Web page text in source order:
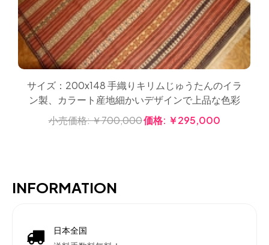
サイズ：200x148 手織りキリムじゅうたんのイラ
ン製、カラート産地細かいデザインで上品な色彩
小売価格:￥700,000価格: ￥295,000
INFORMATION
日本全国